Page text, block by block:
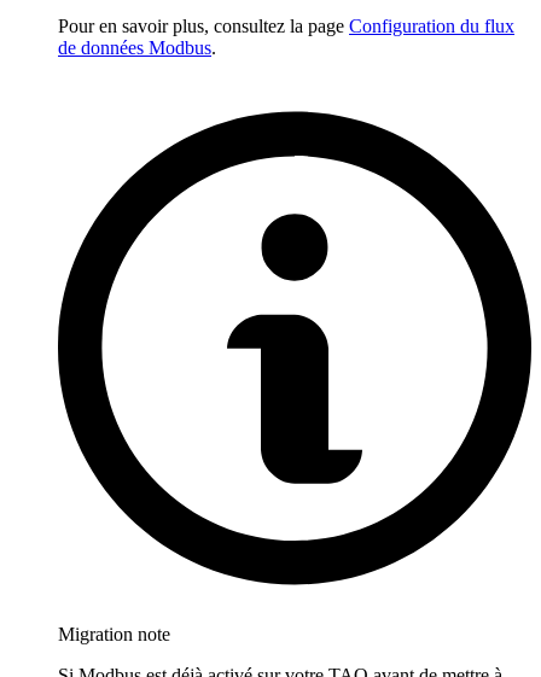
Pour en savoir plus, consultez la page Configuration du flux
de données Modbus.
Migration note